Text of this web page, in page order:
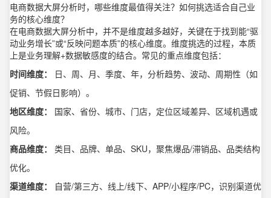
电商数据大屏分析时，哪些维度最值得关注？如何挑选适合自己业
务的核心维度？
在电商数据大屏分析中，并不是维度越多越好，关键在于找到能“驱
动业务增长”或“反映问题本质”的核心维度。维度挑选的过程，本质
上是业务理解+数据敏感度的结合。常见的重点维度包括：
时间维度：
日、周、月、季度、年，分析趋势、波动、周期性（如
促销、节假日影响）。
地区维度：
国家、省份、城市、门店，定位区域差异、区域机遇或
风险。
商品维度：
类目、品牌、单品、SKU，聚焦爆品/滞销品、品类结构
优化。
渠道维度：
自营/第三方、线上/线下、APP/小程序/PC，识别渠道优